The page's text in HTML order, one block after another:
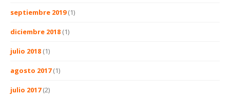
septiembre 2019(1)
diciembre 2018 (1)
julio 2018 (1)
agosto 2017(1)
julio 2017(2)